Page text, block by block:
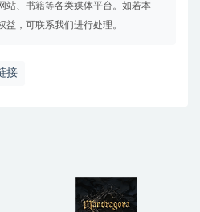
站、书籍等各类媒体平台。如若本
，可联系我们进行处理。
接